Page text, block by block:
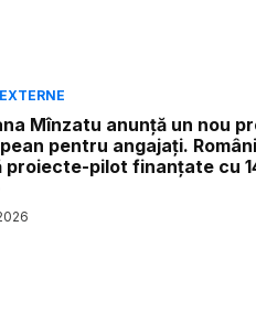
Mînzatu anunță un nou
pentru angajați.
proiecte-pilot finanțate cu